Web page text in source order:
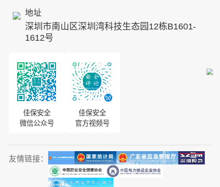
地址
深圳市南山区深圳湾科技生态园12栋B1601-
1612号
佳保安全
微信公众号
佳保安全
官方视频号
ESG
8S安全服务联盟
投资者关系
友情链接：